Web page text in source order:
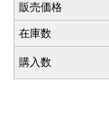
販売価格
在庫数
購入数